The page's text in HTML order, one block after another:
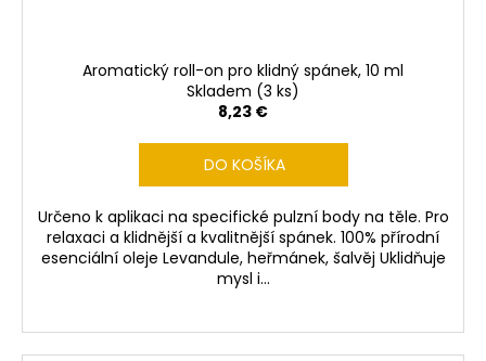
Aromatický roll-on pro klidný spánek, 10 ml
Skladem (3 ks)
8,23 €
DO KOŠÍKA
Určeno k aplikaci na specifické pulzní body na těle. Pro
relaxaci a klidnější a kvalitnější spánek. 100% přírodní
esenciální oleje Levandule, heřmánek, šalvěj Uklidňuje
mysl i...